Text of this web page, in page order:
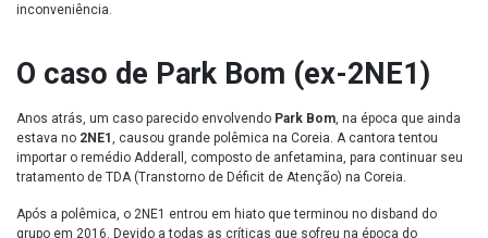
inconveniência.
O caso de Park Bom (ex-2NE1)
Anos atrás, um caso parecido envolvendo Park Bom , na época que ainda
estava no 2NE1
, causou grande polêmica na Coreia. A cantora tentou
importar o remédio Adderall, composto de anfetamina, para continuar seu
tratamento de TDA (Transtorno de Déficit de Atenção) na Coreia.
Após a polêmica, o 2NE1 entrou em hiato que terminou no disband do
grupo em 2016. Devido a todas as críticas que sofreu na época do